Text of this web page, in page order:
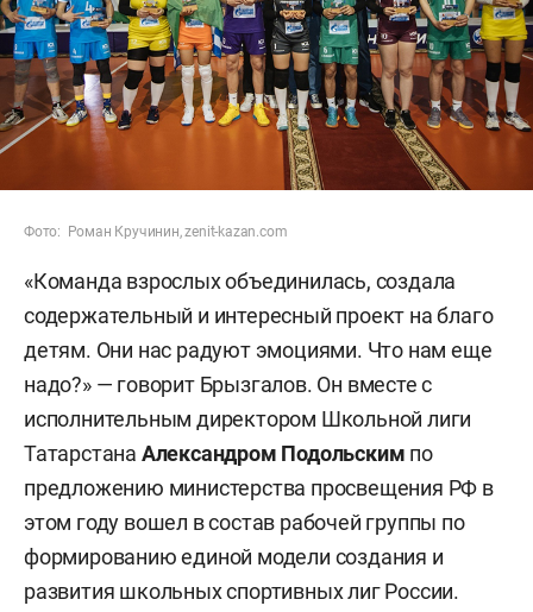
Фото: Роман Кручинин, zenit-kazan.com
«Команда взрослых объединилась, создала
содержательный и интересный проект на благо
детям. Они нас радуют эмоциями. Что нам еще
надо?» — говорит Брызгалов. Он вместе с
исполнительным директором Школьной лиги
Татарстана Александром Подольским по
предложению министерства просвещения РФ в
этом году вошел в состав рабочей группы по
формированию единой модели создания и
развития школьных спортивных лиг России.